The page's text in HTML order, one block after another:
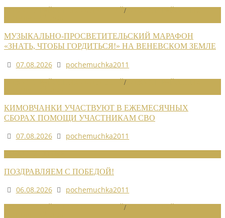
/
МУЗЫКАЛЬНО-ПРОСВЕТИТЕЛЬСКИЙ МАРАФОН
«ЗНАТЬ, ЧТОБЫ ГОРДИТЬСЯ!» НА ВЕНЕВСКОМ ЗЕМЛЕ
07.08.2026
pochemuchka2011
/
КИМОВЧАНКИ УЧАСТВУЮТ В ЕЖЕМЕСЯЧНЫХ
СБОРАХ ПОМОЩИ УЧАСТНИКАМ СВО
07.08.2026
pochemuchka2011
ПОЗДРАВЛЯЕМ С ПОБЕДОЙ!
06.08.2026
pochemuchka2011
/